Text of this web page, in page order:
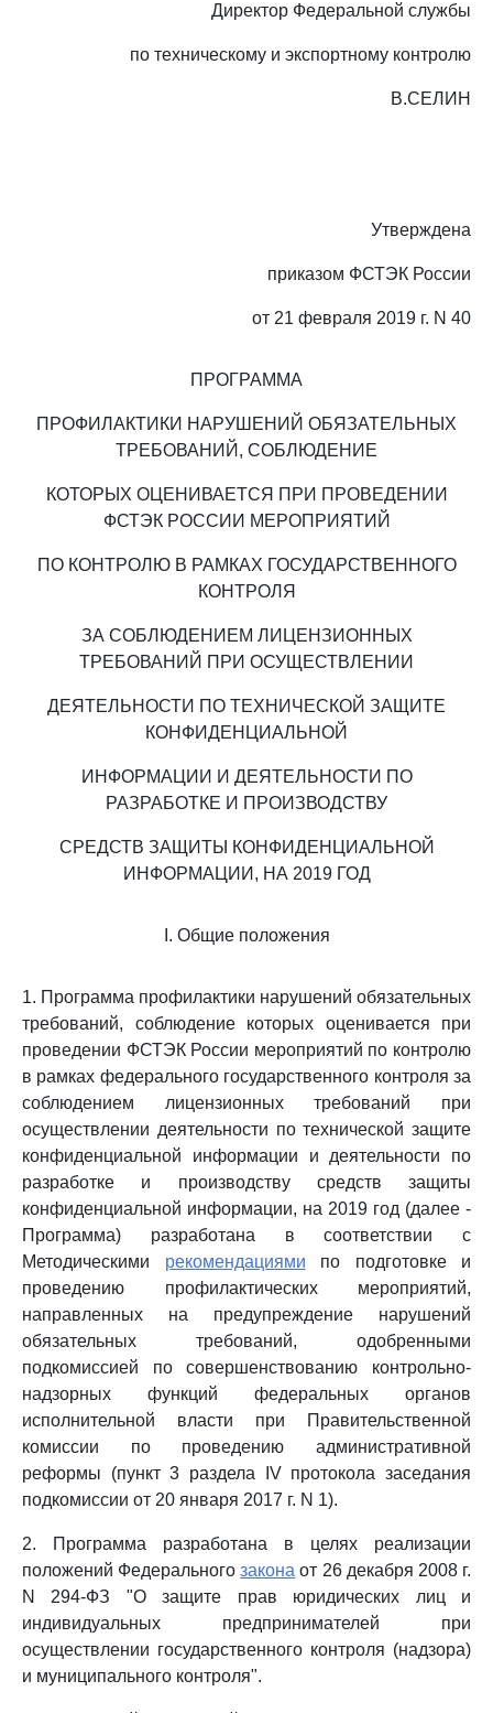
Директор Федеральной службы
по техническому и экспортному контролю
В.СЕЛИН
Утверждена
приказом ФСТЭК России
от 21 февраля 2019 г. N 40
ПРОГРАММА
ПРОФИЛАКТИКИ НАРУШЕНИЙ ОБЯЗАТЕЛЬНЫХ
ТРЕБОВАНИЙ, СОБЛЮДЕНИЕ
КОТОРЫХ ОЦЕНИВАЕТСЯ ПРИ ПРОВЕДЕНИИ
ФСТЭК РОССИИ МЕРОПРИЯТИЙ
ПО КОНТРОЛЮ В РАМКАХ ГОСУДАРСТВЕННОГО
КОНТРОЛЯ
ЗА СОБЛЮДЕНИЕМ ЛИЦЕНЗИОННЫХ
ТРЕБОВАНИЙ ПРИ ОСУЩЕСТВЛЕНИИ
ДЕЯТЕЛЬНОСТИ ПО ТЕХНИЧЕСКОЙ ЗАЩИТЕ
КОНФИДЕНЦИАЛЬНОЙ
ИНФОРМАЦИИ И ДЕЯТЕЛЬНОСТИ ПО
РАЗРАБОТКЕ И ПРОИЗВОДСТВУ
СРЕДСТВ ЗАЩИТЫ КОНФИДЕНЦИАЛЬНОЙ
ИНФОРМАЦИИ, НА 2019 ГОД
I. Общие положения
1. Программа профилактики нарушений обязательных
требований, соблюдение которых оценивается при
проведении ФСТЭК России мероприятий по контролю
в рамках федерального государственного контроля за
соблюдением лицензионных требований при
осуществлении деятельности по технической защите
конфиденциальной информации и деятельности по
разработке и производству средств защиты
конфиденциальной информации, на 2019 год (далее -
Программа) разработана в соответствии с
Методическими рекомендациями по подготовке и
проведению профилактических мероприятий,
направленных на предупреждение нарушений
обязательных требований, одобренными
подкомиссией по совершенствованию контрольно-
надзорных функций федеральных органов
исполнительной власти при Правительственной
комиссии по проведению административной
реформы (пункт 3 раздела IV протокола заседания
подкомиссии от 20 января 2017 г. N 1).
2. Программа разработана в целях реализации
положений Федеральногозакона от 26 декабря 2008 г.
N 294-ФЗ "О защите прав юридических лиц и
индивидуальных предпринимателей при
осуществлении государственного контроля (надзора)
и муниципального контроля".